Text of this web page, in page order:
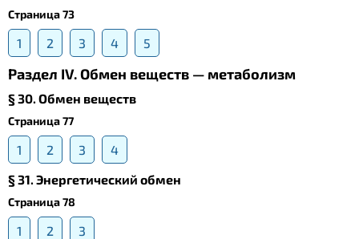
Страница 73
1 2 3 4 5
Раздел IV. Обмен веществ — метаболизм
§ 30. Обмен веществ
Страница 77
1 2 3
4
§ 31. Энергетический обмен
Страница 78
1 2
3